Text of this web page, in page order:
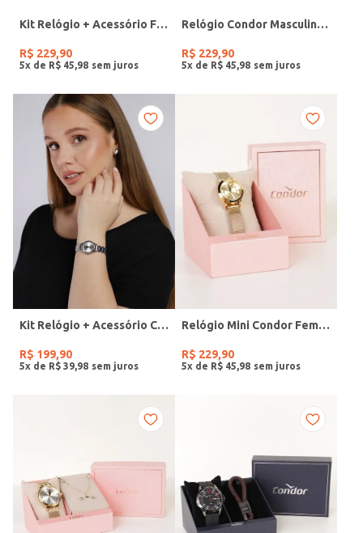
Kit Relógio + Acessório Feminino DOURADO
R$ 229,90
5x de R$ 45 98
Relógio Condor Masculino PRATA
R$ 229,90
5x de R$ 45 98
Kit Relógio + Acessório Condor Feminino PRATA
R$ 199,90
5x de R$ 39 98
Relógio Mini Condor Feminino DOURADO
R$ 229,90
5x de R$ 45 98